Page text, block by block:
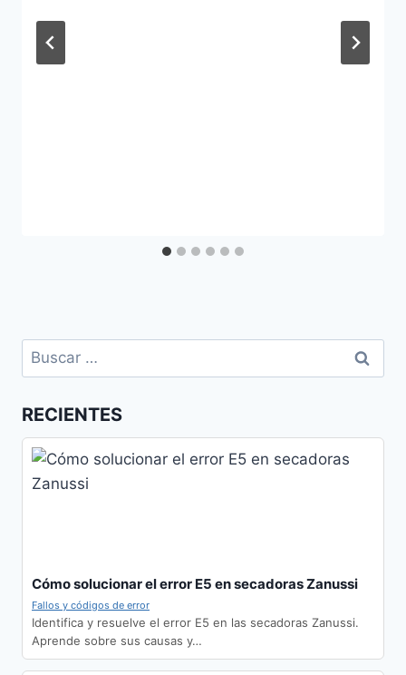
Buscar:
RECIENTES
Cómo solucionar el error E5 en secadoras Zanussi
Fallos y códigos de error
Identifica y resuelve el error E5 en las secadoras Zanussi.
Aprende sobre sus causas y…